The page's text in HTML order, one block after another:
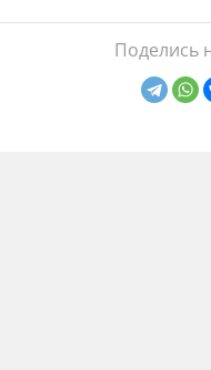
Поделись